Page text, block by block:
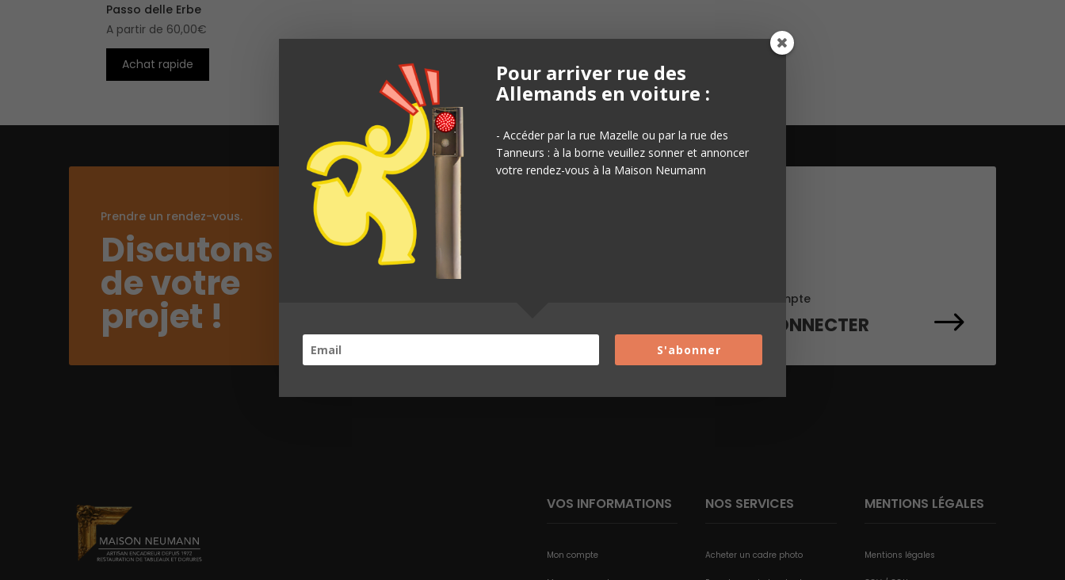
Passo delle Erbe
A partir de 60,00€
Achat rapide
Prendre un rendez-vous.
Discutons
de votre
projet ! $
Mon compte
SE CONNECTER $
VOS INFORMATIONS
Mon compte
NOS SERVICES
Acheter un cadre photo
MENTIONS LÉGALES
Mentions légales
Pour arriver rue des
Allemands en voiture :
- Accéder par la rue Mazelle ou par la rue des
Tanneurs : à la borne veuillez sonner et annoncer
votre rendez-vous à la Maison Neumann
S'abonner